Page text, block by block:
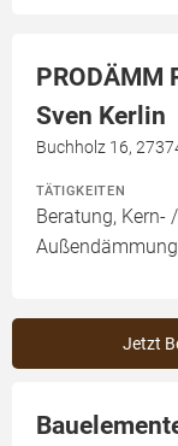
Sven Kerlin
Buchholz 16,
TÄTIGKEITEN
Beratung, Kern-
Jetzt